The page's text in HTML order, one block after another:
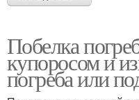
Побелка
купоросом и
погреба или